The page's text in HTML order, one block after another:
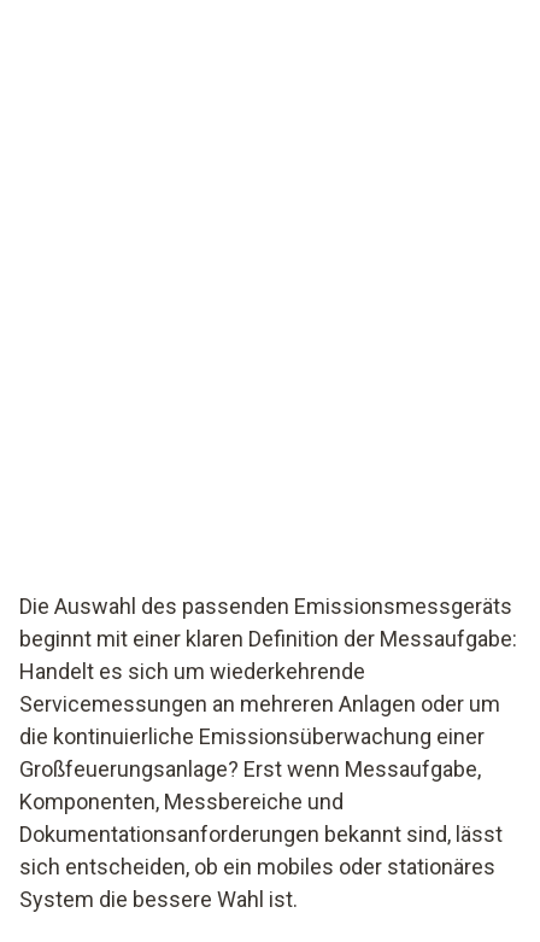
Die Auswahl des passenden Emissionsmessgeräts
beginnt mit einer klaren Definition der Messaufgabe:
Handelt es sich um wiederkehrende
Servicemessungen an mehreren Anlagen oder um
die kontinuierliche Emissionsüberwachung einer
Großfeuerungsanlage? Erst wenn Messaufgabe,
Komponenten, Messbereiche und
Dokumentationsanforderungen bekannt sind, lässt
sich entscheiden, ob ein mobiles oder stationäres
System die bessere Wahl ist.